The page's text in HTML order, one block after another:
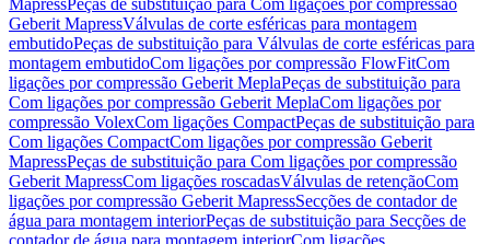
MapressPeças de substituição para Com ligações por compressão
Geberit MapressVálvulas de corte esféricas para montagem
embutidoPeças de substituição para Válvulas de corte esféricas para
montagem embutidoCom ligações por compressão FlowFitCom
ligações por compressão Geberit MeplaPeças de substituição para
Com ligações por compressão Geberit MeplaCom ligações por
compressão VolexCom ligações CompactPeças de substituição para
Com ligações CompactCom ligações por compressão Geberit
MapressPeças de substituição para Com ligações por compressão
Geberit MapressCom ligações roscadasVálvulas de retençãoCom
ligações por compressão Geberit MapressSecções de contador de
água para montagem interiorPeças de substituição para Secções de
contador de água para montagem interiorCom ligações